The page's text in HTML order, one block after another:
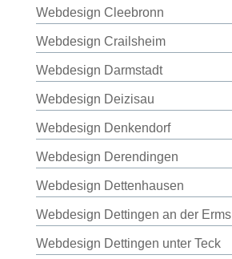
Webdesign Cleebronn
Webdesign Crailsheim
Webdesign Darmstadt
Webdesign Deizisau
Webdesign Denkendorf
Webdesign Derendingen
Webdesign Dettenhausen
Webdesign Dettingen an der Erms
Webdesign Dettingen unter Teck